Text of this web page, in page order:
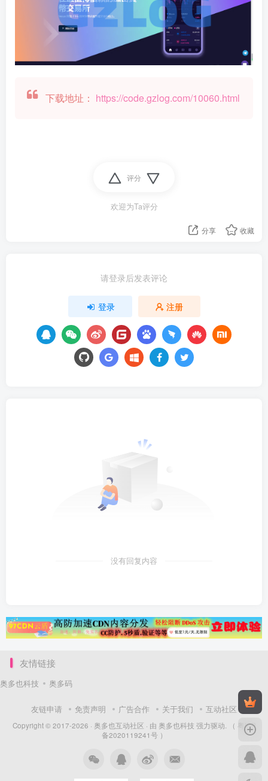
下载地址： https://code.gzlog.com/10060.html
评分
欢迎为Ta评分
分享 收藏
请登录后发表评论
登录 注册
没有回复内容
友情链接
奥多也科技 奥多码
友链申请 免责声明 广告合作 关于我们 互动社区
Copyright © 2017-2026 · 奥多也互动社区 · 由 奥多也科技 强力驱动.
（ 粤ICP
备2020119241号 ）